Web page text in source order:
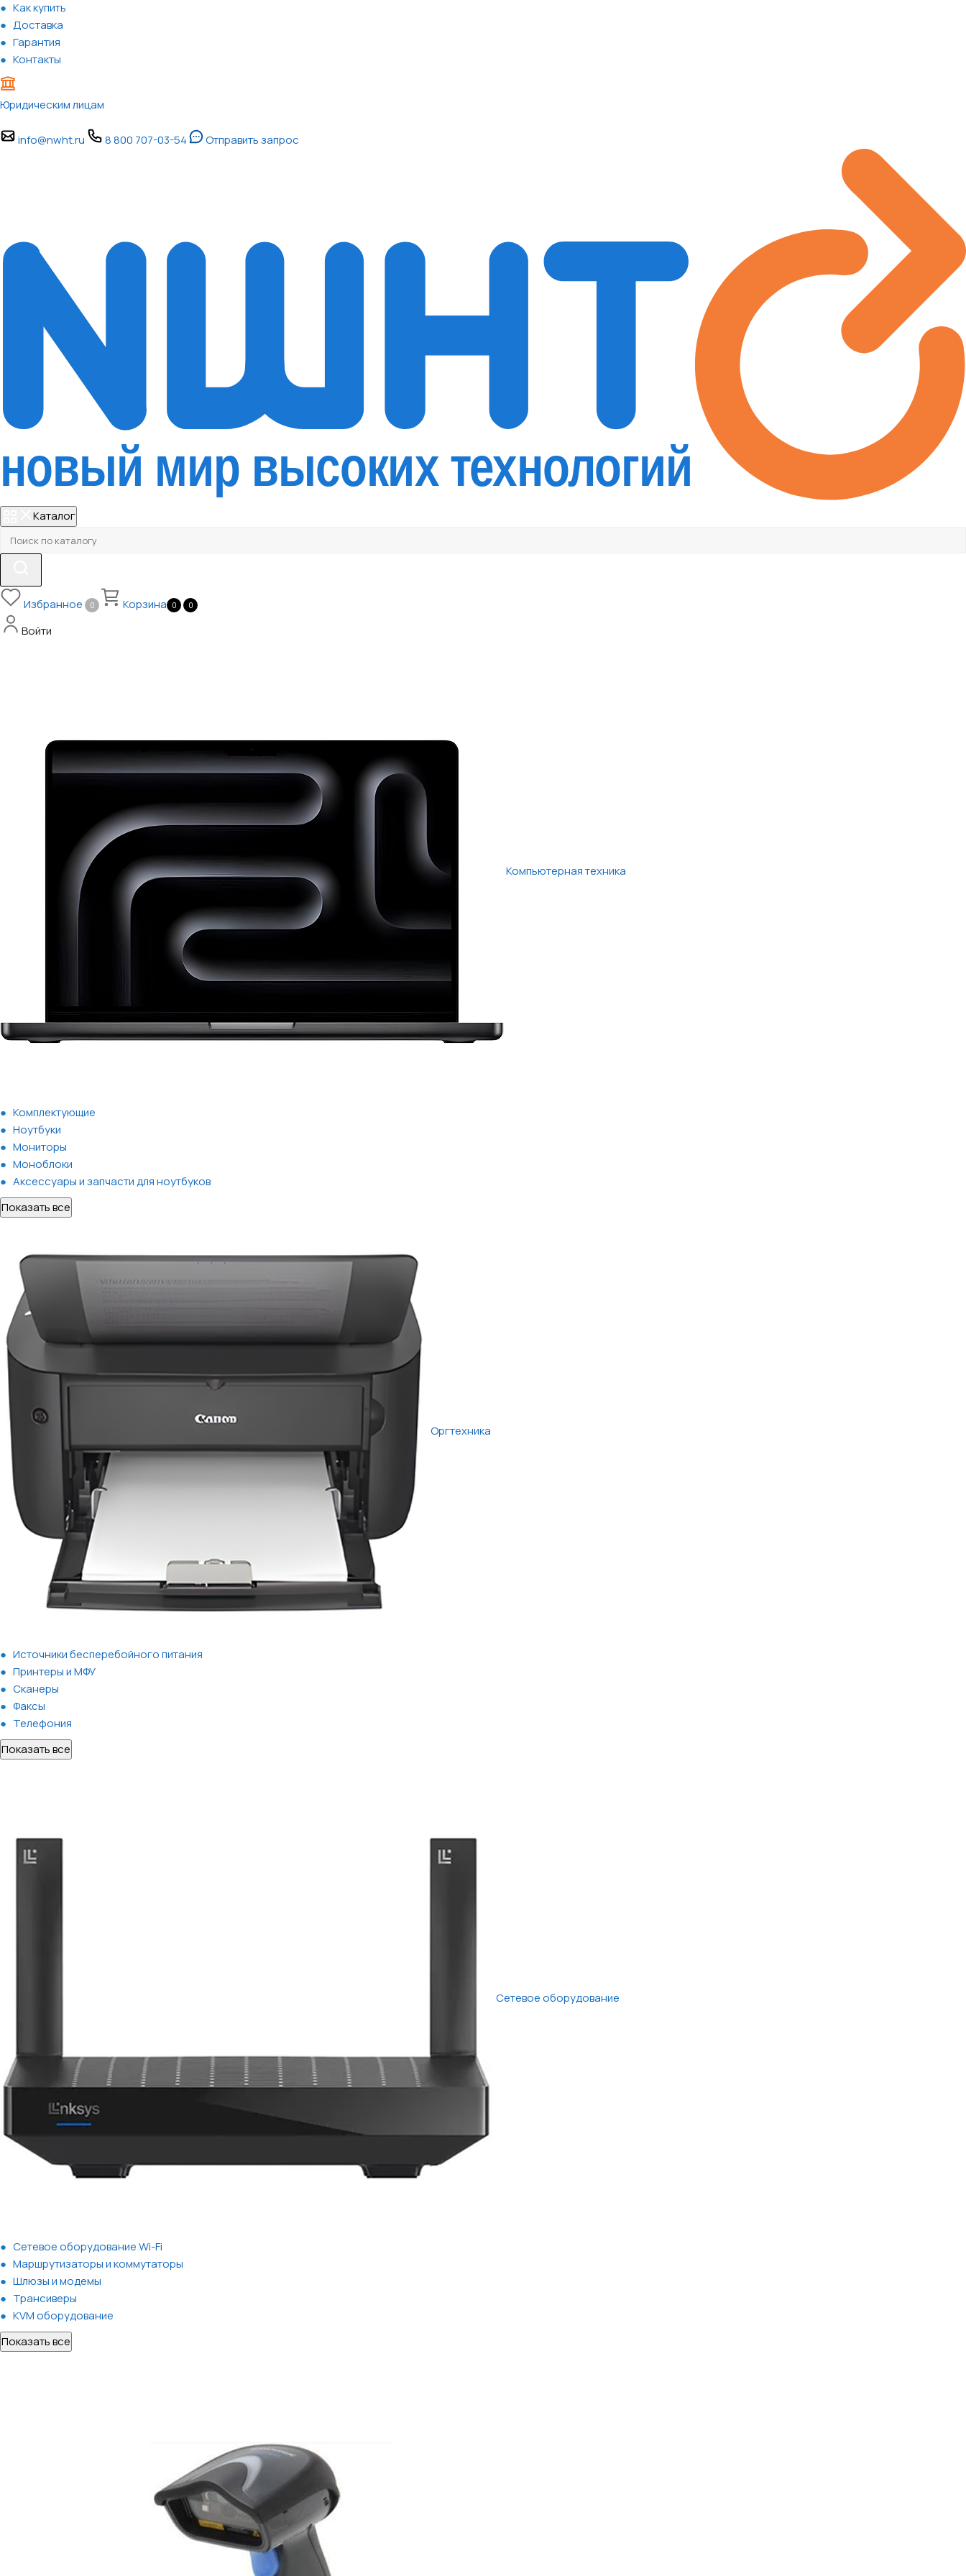
Как купить
Доставка
Гарантия
Контакты
Юридическим лицам
info@nwht.ru 8 800 707-03-54 Отправить запрос
Каталог
Избранное 0 Корзина 0 0
Войти
Компьютерная техника
Комплектующие
Ноутбуки
Мониторы
Моноблоки
Аксессуары и запчасти для ноутбуков
Показать все
Оргтехника
Источники бесперебойного питания
Принтеры и МФУ
Сканеры
Факсы
Телефония
Показать все
Сетевое оборудование
Сетевое оборудование Wi-Fi
Маршрутизаторы и коммутаторы
Шлюзы и модемы
Трансиверы
KVM оборудование
Показать все